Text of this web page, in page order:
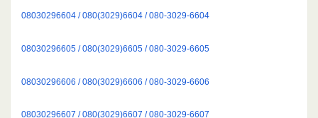
08030296604 / 080(3029)6604 / 080-3029-6604
08030296605 / 080(3029)6605 / 080-3029-6605
08030296606 / 080(3029)6606 / 080-3029-6606
08030296607 / 080(3029)6607 / 080-3029-6607